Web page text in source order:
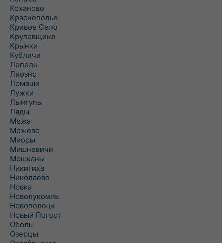
Коханово
Краснополье
Кривое Село
Крулевщина
Крынки
Кубличи
Лепель
Лиозно
Ломаши
Лужки
Лынтупы
Ляды
Межа
Межево
Миоры
Мишневичи
Мошканы
Никитиха
Николаево
Новка
Новолукомль
Новополоцк
Новый Погост
Оболь
Озерцы